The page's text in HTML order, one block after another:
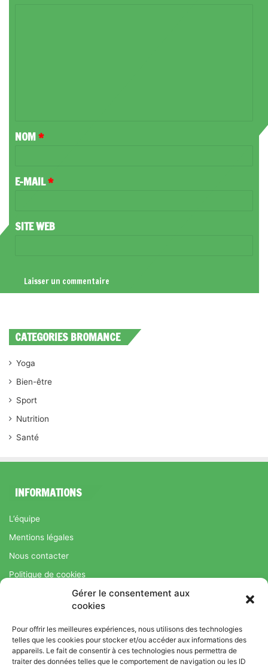
Gérer le consentement aux
cookies
Pour offrir les meilleures expériences, nous utilisons des technologies
telles que les cookies pour stocker et/ou accéder aux informations des
appareils. Le fait de consentir à ces technologies nous permettra de
traiter des données telles que le comportement de navigation ou les ID
A
R
NOM*
E-MAIL*
SITE WEB
CATEGORIES BROMANCE
Yoga
Bien-être
Sport
Nutrition
Santé
INFORMATIONS
L’équipe
Mentions légales
Nous contacter
Politique de cookies
Régime Savoir Maigrir.fr : La méthode Jean-Michel Cohen pour
une perte de poids durable
© Copyright 2026, Tous droits réservés |Bromance